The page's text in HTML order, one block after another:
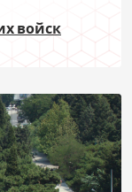
войск